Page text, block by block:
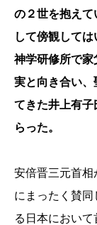
の２世を抱えて
して傍観して
神学研修所で
実と向き合い、
てきた井上有子
らった。
安倍晋三元首相
にまったく賛
る日本におい